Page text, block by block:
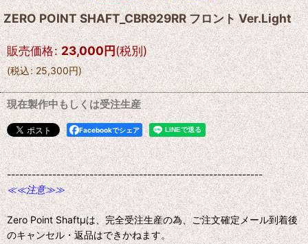
ZERO POINT SHAFT_CBR929RR フロント Ver.Light
販売価格: 23,000円(税別)
(税込: 25,300円)
現在製作中もしくは受注生産
Facebookでシェア
--------------------------------------------------------------
≪≪注意≫≫
Zero Point Shaftμは、完全受注生産の為、ご注文確定メール到着後
のキャンセル・返品はできかねます。